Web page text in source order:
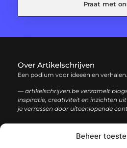
Beheer
Praat met
Over Artikelschrijven
Een podium voor ideeën en verhalen.
— artikelschrijven.be verzamelt
inspiratie, creativiteit en inzichten
je verrassen door uiteenlopende
Bericht categorie